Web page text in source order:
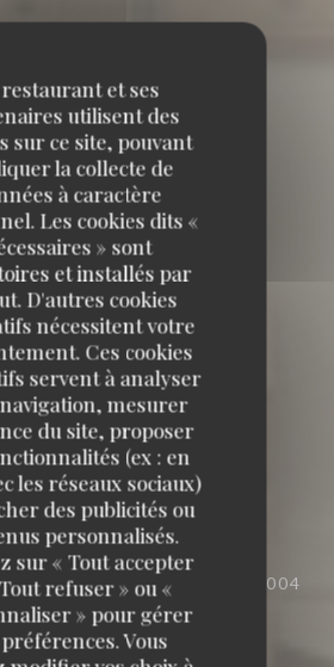
et ses
utilisent des
sur ce site, pouvant
la collecte de
à caractère
Les cookies dits «
» sont
et installés par
D'autres cookies
nécessitent votre
Ces cookies
servent à analyser
mesurer
du site, proposer
(ex : en
les réseaux sociaux)
des publicités ou
personnalisés.
sur « Tout accepter
refuser » ou «
» pour gérer
Vous
RUE DU ROI DE SICILE 75004
PARIS
TAVLINE